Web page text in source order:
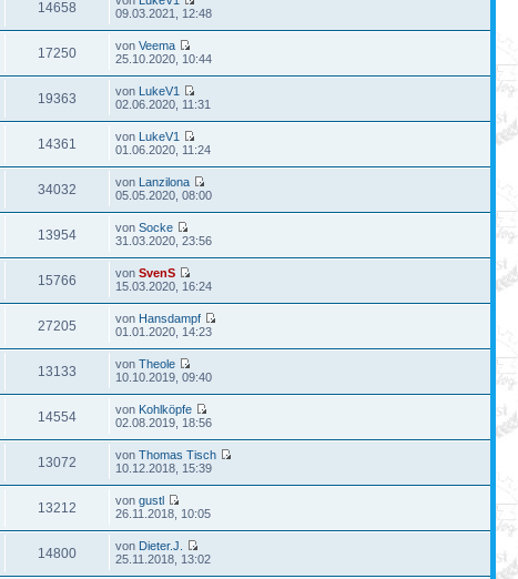
14658
09.03.2021, 12:48
17250 vonVeema
25.10.2020, 10:44
19363 von LukeV1
02.06.2020, 11:31
14361 von LukeV1
01.06.2020, 11:24
34032 von Lanzilona
05.05.2020, 08:00
13954 vonSocke
31.03.2020, 23:56
15766 vonSvenS
15.03.2020, 16:24
27205 von Hansdampf
01.01.2020, 14:23
13133 vonTheole
10.10.2019, 09:40
14554 von Kohlköpfe
02.08.2019, 18:56
13072 vonThomas Tisch
10.12.2018, 15:39
13212 vongustl
26.11.2018, 10:05
14800 von Dieter.J.
25.11.2018, 13:02